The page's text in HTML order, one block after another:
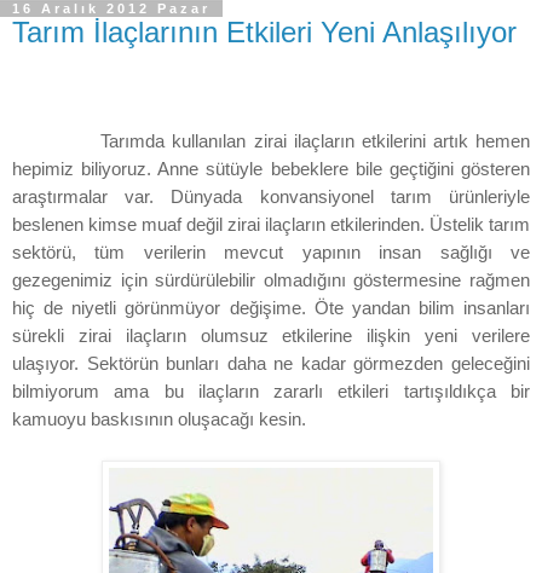
16 Aralık 2012 Pazar
Tarım İlaçlarının Etkileri Yeni Anlaşılıyor
Tarımda kullanılan zirai ilaçların etkilerini artık hemen
hepimiz biliyoruz. Anne sütüyle bebeklere bile geçtiğini gösteren
araştırmalar var. Dünyada konvansiyonel tarım ürünleriyle
beslenen kimse muaf değil zirai ilaçların etkilerinden. Üstelik tarım
sektörü, tüm verilerin mevcut yapının insan sağlığı ve
gezegenimiz için sürdürülebilir olmadığını göstermesine rağmen
hiç de niyetli görünmüyor değişime. Öte yandan bilim insanları
sürekli zirai ilaçların olumsuz etkilerine ilişkin yeni verilere
ulaşıyor. Sektörün bunları daha ne kadar görmezden geleceğini
bilmiyorum ama bu ilaçların zararlı etkileri tartışıldıkça bir
kamuoyu baskısının oluşacağı kesin.